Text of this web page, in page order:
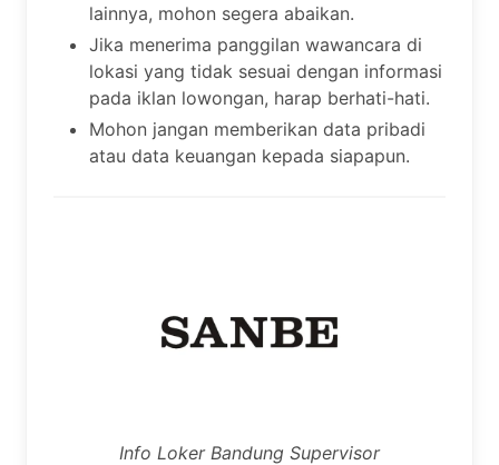
lainnya, mohon segera abaikan.
Jika menerima panggilan wawancara di
lokasi yang tidak sesuai dengan informasi
pada iklan lowongan, harap berhati-hati.
Mohon jangan memberikan data pribadi
atau data keuangan kepada siapapun.
Info Loker Bandung Supervisor